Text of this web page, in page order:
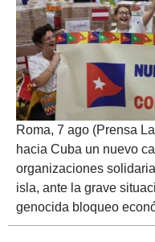
Roma, 7 ago (Prensa
hacia Cuba un nuevo
organizaciones
isla, ante la grave
genocida bloqueo